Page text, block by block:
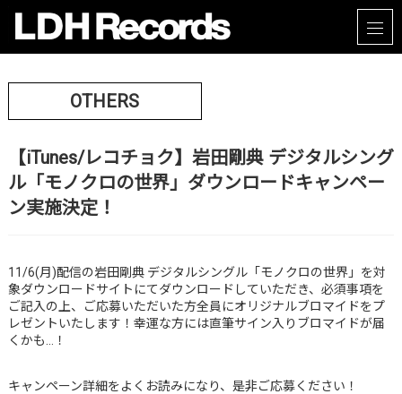
OTHERS
【iTunes/レコチョク】岩田剛典 デジタルシング
ル「モノクロの世界」ダウンロードキャンペー
ン実施決定！
11/6(月)配信の岩田剛典 デジタルシングル「モノクロの世界」を対
象ダウンロードサイトにてダウンロードしていただき、必須事項を
ご記入の上、ご応募いただいた方全員にオリジナルブロマイドをプ
レゼントいたします！幸運な方には直筆サイン入りブロマイドが届
くかも…！
キャンペーン詳細をよくお読みになり、是非ご応募ください！